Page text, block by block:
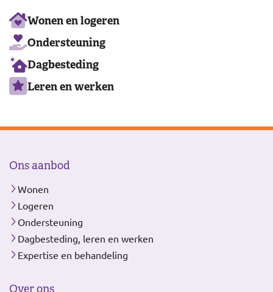
Ons
aanbod
Wonen en logeren
Ondersteuning
Dagbesteding
Leren en werken
Ons aanbod
Wonen
Logeren
Ondersteuning
Dagbesteding, leren en werken
Expertise en behandeling
Over ons